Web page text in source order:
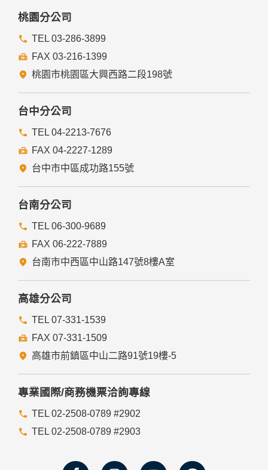
桃園分公司
TEL 03-286-3899
FAX 03-216-1399
桃園市桃園區大興西路二段198號
台中分公司
TEL 04-2213-7676
FAX 04-2227-1289
台中市中區成功路155號
台南分公司
TEL 06-300-9689
FAX 06-222-7889
台南市中西區中山路147號8樓A室
高雄分公司
TEL 07-331-1539
FAX 07-331-1509
高雄市前鎮區中山二路91號19樓-5
專業國際/商務機票洽詢專線
TEL 02-2508-0789 #2902
TEL 02-2508-0789 #2903